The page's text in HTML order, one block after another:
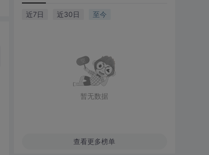
近7日 近30日 至今
暂无数据
查看更多榜单